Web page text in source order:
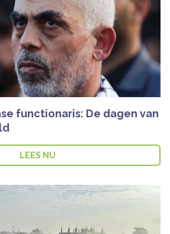
functionaris: De dagen van
LEES NU